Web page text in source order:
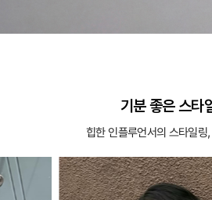
기분 좋은 스타
힙한 인플루언서의 스타일링